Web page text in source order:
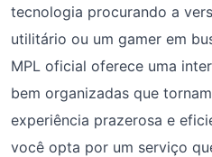
tecnologia procurando a
utilitário ou um gamer em
MPL oficial oferece uma
bem organizadas que
experiência prazerosa e
você opta por um serviço